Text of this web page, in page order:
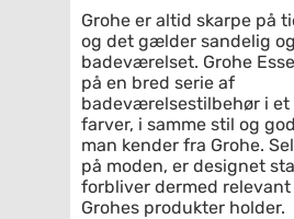
Grohe er altid skarpe på
og det gælder sandelig
badeværelset. Grohe
på en bred serie af
badeværelsestilbehør i
farver, i samme stil og
man kender fra Grohe.
på moden, er designet
forbliver dermed relevant
Grohes produkter holder.